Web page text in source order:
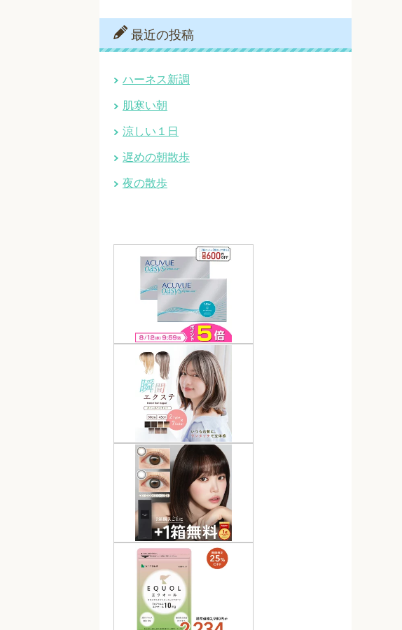
最近の投稿
ハーネス新調
肌寒い朝
涼しい１日
遅めの朝散歩
夜の散歩